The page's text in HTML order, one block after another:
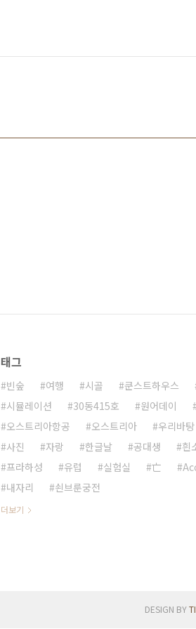
태그
빈숲 여행 시골 쿤스트하우스
시뮬레이션
30동415호 원어데이
오스트리아항공
오스트리아 우리바탕
사진
자랑 한글날 공대생 흰
프라하성
유럽 실험실 亡
내자리
쇤브룬궁전
더보기
DESIGN BY